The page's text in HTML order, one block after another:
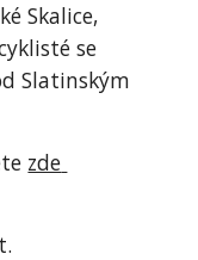
Skalice,
se
Slatinským
zde